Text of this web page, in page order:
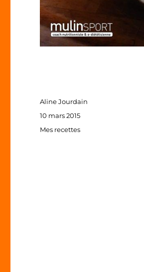
Auteur
Aline Jourdain
Publié
10 mars 2015
Catégories
Mes recettes